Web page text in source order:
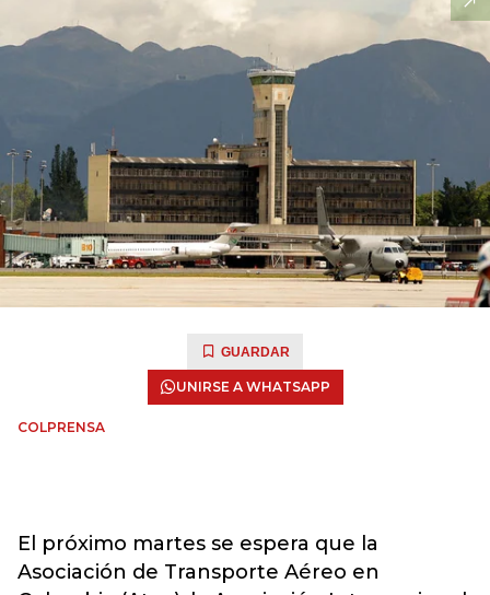
GUARDAR
UNIRSE A WHATSAPP
COLPRENSA
El próximo martes se espera que la
Asociación de Transporte Aéreo en